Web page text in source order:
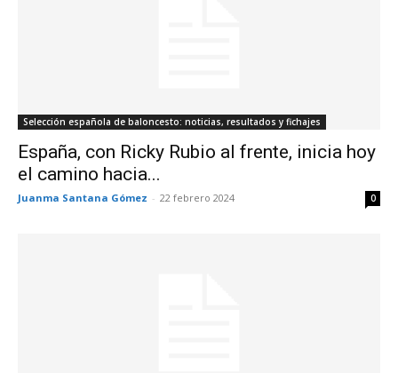
Selección española de baloncesto: noticias, resultados y fichajes
España, con Ricky Rubio al frente, inicia hoy
el camino hacia...
Juanma Santana Gómez - 22 febrero 2024 0